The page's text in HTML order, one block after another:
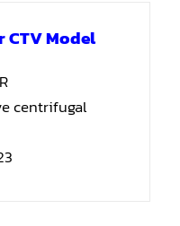
CTV Model
centrifugal